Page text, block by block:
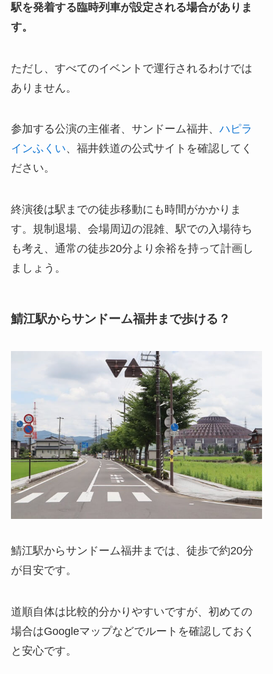
駅を発着する臨時列車が設定される場合がありま
す。
ただし、すべてのイベントで運行されるわけでは
ありません。
参加する公演の主催者、サンドーム福井、 ハピラ
インふくい、福井鉄道の公式サイトを確認してく
ださい。
終演後は駅までの徒歩移動にも時間がかかりま
す。規制退場、会場周辺の混雑、駅での入場待ち
も考え、通常の徒歩20分より余裕を持って計画し
ましょう。
鯖江駅からサンドーム福井まで歩ける？
鯖江駅からサンドーム福井までは、徒歩で約20分
が目安です。
道順自体は比較的分かりやすいですが、初めての
場合はGoogleマップなどでルートを確認しておく
と安心です。